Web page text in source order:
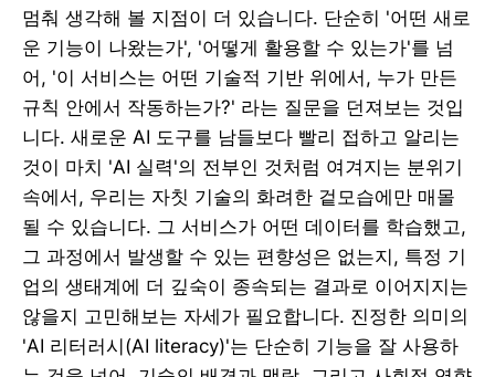
멈춰 생각해 볼 지점이 더 있습니다. 단순히 '어떤 새로
운 기능이 나왔는가', '어떻게 활용할 수 있는가'를 넘
어, '이 서비스는 어떤 기술적 기반 위에서, 누가 만든
규칙 안에서 작동하는가?' 라는 질문을 던져보는 것입
니다. 새로운 AI 도구를 남들보다 빨리 접하고 알리는
것이 마치 'AI 실력'의 전부인 것처럼 여겨지는 분위기
속에서, 우리는 자칫 기술의 화려한 겉모습에만 매몰
될 수 있습니다. 그 서비스가 어떤 데이터를 학습했고,
그 과정에서 발생할 수 있는 편향성은 없는지, 특정 기
업의 생태계에 더 깊숙이 종속되는 결과로 이어지지는
않을지 고민해보는 자세가 필요합니다. 진정한 의미의
'AI 리터러시(AI literacy)'는 단순히 기능을 잘 사용하